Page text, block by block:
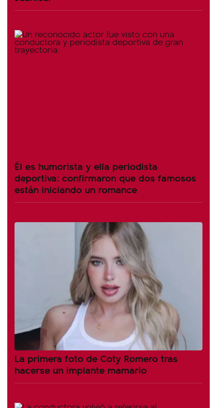
Él es humorista y ella periodista
deportiva: confirmaron que dos famosos
están iniciando un romance
La primera foto de Coty Romero tras
hacerse un implante mamario